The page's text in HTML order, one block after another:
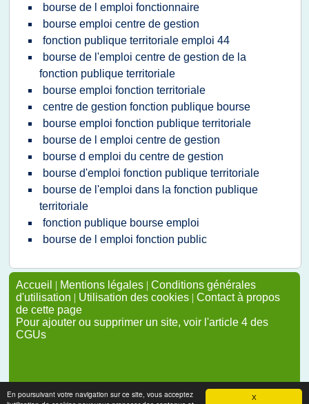
X
En poursuivant votre navigation sur ce site, vous acceptez
bourse de l emploi fonctionnaire
bourse emploi centre de gestion
fonction publique territoriale emploi 44
bourse de l'emploi centre de gestion de la
fonction publique territoriale
bourse emploi fonction territoriale
centre de gestion fonction publique bourse
bourse emploi fonction publique territoriale
bourse de l emploi centre de gestion
bourse d emploi du centre de gestion
bourse d'emploi fonction publique territoriale
bourse de l'emploi dans la fonction publique
territoriale
fonction publique bourse emploi
bourse de l emploi fonction public
Accueil | Mentions légales | Conditions générales
d'utilisation | Utilisation des cookies | Contact à propos
de cette page
Pour ajouter ou supprimer un site, voir l'article 4 des
CGUs